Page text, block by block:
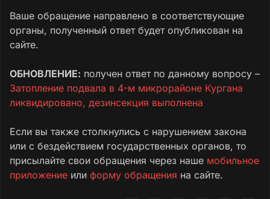
Ваше обращение направлено в соответствующие
органы, полученный ответ будет опубликован на
сайте.
ОБНОВЛЕНИЕ: получен ответ по данному вопросу –
Затопление подвала в 4-м микрорайоне Кургана
ликвидировано, дезинсекция выполнена
Если вы также столкнулись с нарушением закона
или с бездействием государственных органов, то
присылайте свои обращения через наше мобильное
приложение или форму обращения на сайте.